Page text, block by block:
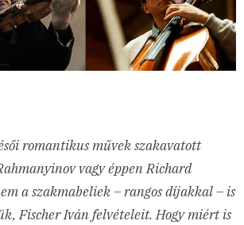
romantikus művek szakavatott
vagy éppen Richard
a szakmabeliek – rangos díjakkal – is
Fischer Iván felvételeit. Hogy miért is